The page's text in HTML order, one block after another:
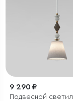
9 290 ₽
Подвесной